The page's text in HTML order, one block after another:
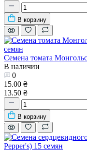
В корзину
Семена томата
В наличии
0
15.00 ₴
13.50 ₴
В корзину